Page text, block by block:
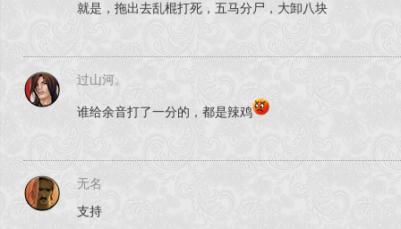
就是，拖出去乱棍打死，五马分尸，大卸八块
过山河。
谁给余音打了一分的，都是辣鸡
无名
支持